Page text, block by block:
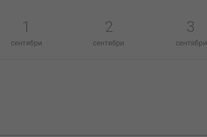
1
сентябри
2
сентябри
3
сентябри